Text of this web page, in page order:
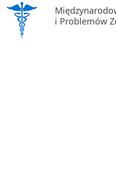
i Problemów